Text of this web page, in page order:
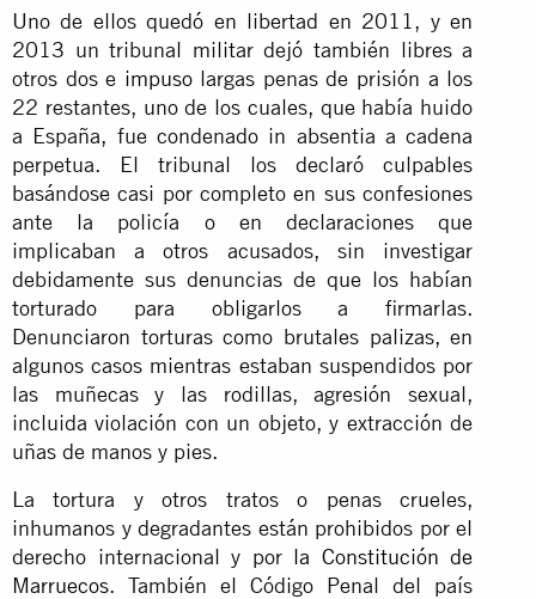
Uno de ellos quedó en libertad en 2011, y en
2013 un tribunal militar dejó también libres a
otros dos e impusolargas penas de prisión a los
22 restantes, uno de los cuales, que había huido
a España, fue condenado in absentia a cadena
perpetua. El tribunal los declaró culpables
basándose casi por completo en sus confesiones
ante la policía o en declaraciones que
implicaban a otros acusados, sin investigar
debidamente sus denuncias de que los habían
torturado para obligarlos a firmarlas.
Denunciaron torturas como brutales palizas, en
algunos casos mientras estaban suspendidos por
las muñecas y las rodillas, agresión sexual,
incluida violación con un objeto, y extracción de
uñas de manos y pies.
La tortura y otros tratos o penas crueles,
inhumanos y degradantes están prohibidos por el
derecho internacional y por la Constitución de
Marruecos. También el Código Penal del país